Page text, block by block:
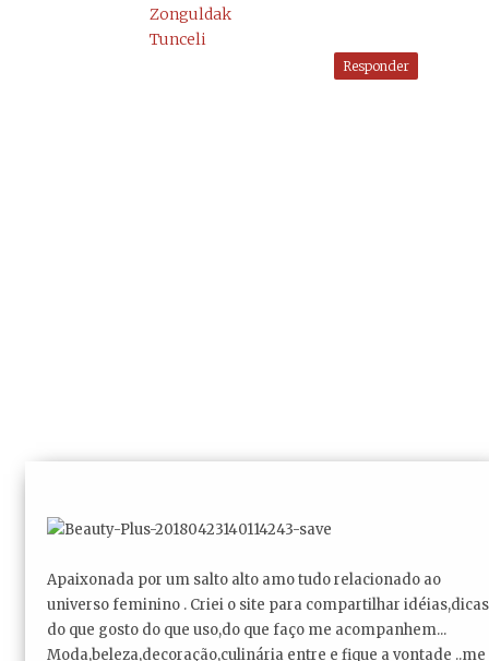
Zonguldak
Tunceli
Responder
Apaixonada por um salto alto amo tudo relacionado ao
universo feminino . Criei o site para compartilhar idéias,dicas
do que gosto do que uso,do que faço me acompanhem...
Moda,beleza,decoração,culinária entre e fique a vontade ..me